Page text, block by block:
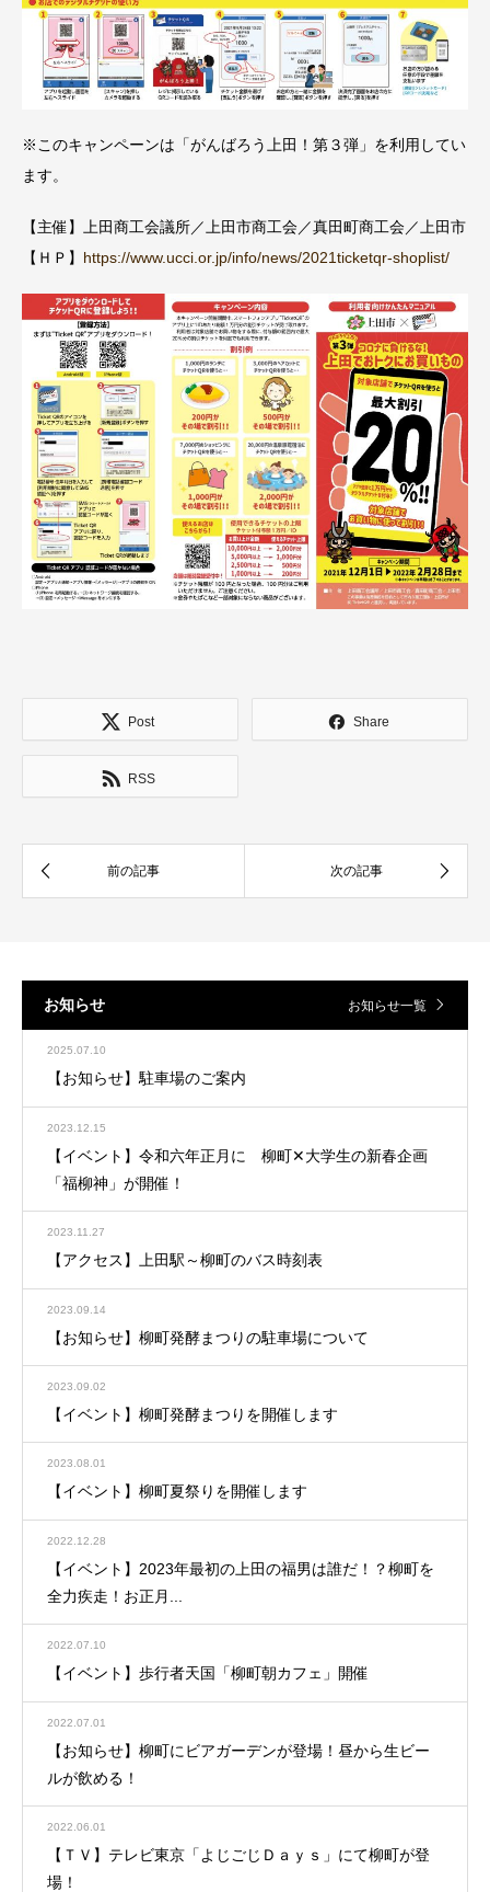
※このキャンペーンは「がんばろう上田！第３弾」を利用してい
ます。
【主催】上田商工会議所／上田市商工会／真田町商工会／上田市
【ＨＰ】 https://www.ucci.or.jp/info/news/2021ticketqr-shoplist/
Post Share
RSS
お知らせ お知らせ一覧
2025.07.10
【お知らせ】駐車場のご案内
2023.12.15
【イベント】令和六年正月に 柳町✕大学生の新春企画
「福柳神」が開催！
2023.11.27
【アクセス】上田駅～柳町のバス時刻表
2023.09.14
【お知らせ】柳町発酵まつりの駐車場について
2023.09.02
【イベント】柳町発酵まつりを開催します
2023.08.01
【イベント】柳町夏祭りを開催します
2022.12.28
【イベント】2023年最初の上田の福男は誰だ！？柳町を
全力疾走！お正月...
2022.07.10
【イベント】歩行者天国「柳町朝カフェ」開催
2022.07.01
【お知らせ】柳町にビアガーデンが登場！昼から生ビー
ルが飲める！
2022.06.01
【ＴＶ】テレビ東京「よじごじＤａｙｓ」にて柳町が登
場！